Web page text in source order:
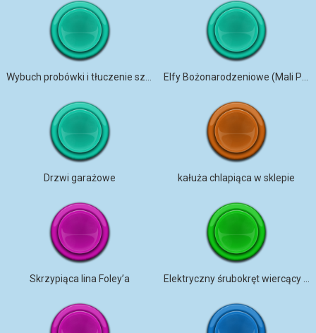
Drzwi garażowe kałuża chlapiąca w sklepie
Skrzypiąca lina Foley’a